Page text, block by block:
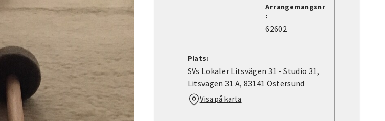
Arrangemangsnr
:
62602
Plats:
SVs Lokaler Litsvägen 31 - Studio 31,
Litsvägen 31 A, 83141 Östersund
Visa på karta